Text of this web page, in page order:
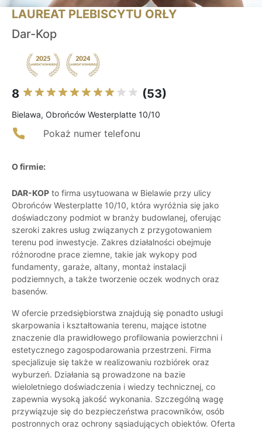
LAUREAT PLEBISCYTU ORŁY
Dar-Kop
8 (53)
Bielawa, Obrońców Westerplatte 10/10
Pokaż numer telefonu
O firmie:
DAR-KOP to firma usytuowana w Bielawie przy ulicy
Obrońców Westerplatte 10/10, która wyróżnia się jako
doświadczony podmiot w branży budowlanej, oferując
szeroki zakres usług związanych z przygotowaniem
terenu pod inwestycje. Zakres działalności obejmuje
różnorodne prace ziemne, takie jak wykopy pod
fundamenty, garaże, altany, montaż instalacji
podziemnych, a także tworzenie oczek wodnych oraz
basenów.
W ofercie przedsiębiorstwa znajdują się ponadto usługi
skarpowania i kształtowania terenu, mające istotne
znaczenie dla prawidłowego profilowania powierzchni i
estetycznego zagospodarowania przestrzeni. Firma
specjalizuje się także w realizowaniu rozbiórek oraz
wyburzeń. Działania są prowadzone na bazie
wieloletniego doświadczenia i wiedzy technicznej, co
zapewnia wysoką jakość wykonania. Szczególną wagę
przywiązuje się do bezpieczeństwa pracowników, osób
postronnych oraz ochrony sąsiadujących obiektów. Oferta